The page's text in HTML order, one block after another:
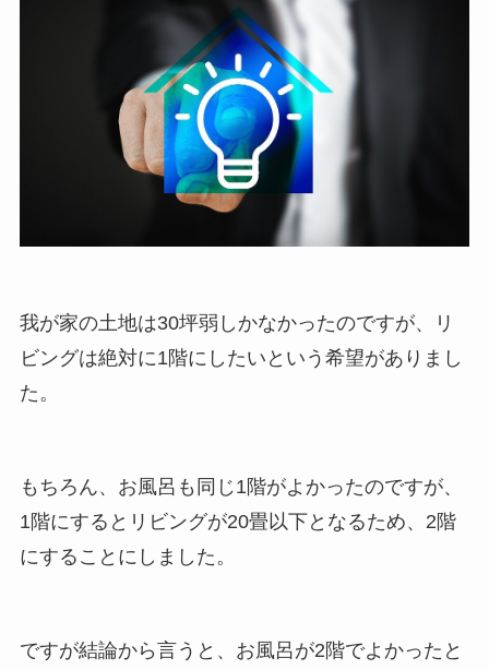
我が家の土地は30坪弱しかなかったのですが、リ
ビングは絶対に1階にしたいという希望がありまし
た。
もちろん、お風呂も同じ1階がよかったのですが、
1階にするとリビングが20畳以下となるため、2階
にすることにしました。
ですが結論から言うと、お風呂が2階でよかったと